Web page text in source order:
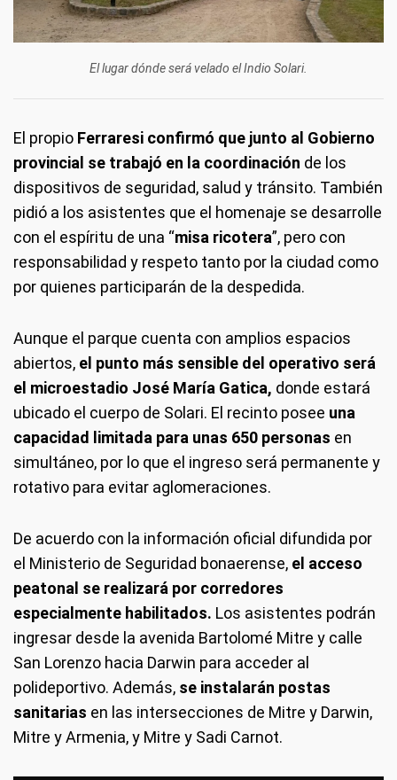
El lugar dónde será velado el Indio Solari.
El propio Ferraresi confirmó que junto al Gobierno
provincial se trabajó en la coordinación de los
dispositivos de seguridad, salud y tránsito. También
pidió a los asistentes que el homenaje se desarrolle
con el espíritu de una “misa ricotera”, pero con
responsabilidad y respeto tanto por la ciudad como
por quienes participarán de la despedida.
Aunque el parque cuenta con amplios espacios
abiertos, el punto más sensible del operativo será
el microestadio José María Gatica, donde estará
ubicado el cuerpo de Solari. El recinto posee una
capacidad limitada para unas 650 personas en
simultáneo, por lo que el ingreso será permanente y
rotativo para evitar aglomeraciones.
De acuerdo con la información oficial difundida por
el Ministerio de Seguridad bonaerense, el acceso
peatonal se realizará por corredores
especialmente habilitados. Los asistentes podrán
ingresar desde la avenida Bartolomé Mitre y calle
San Lorenzo hacia Darwin para acceder al
polideportivo. Además, se instalarán postas
sanitarias en las intersecciones de Mitre y Darwin,
Mitre y Armenia, y Mitre y Sadi Carnot.